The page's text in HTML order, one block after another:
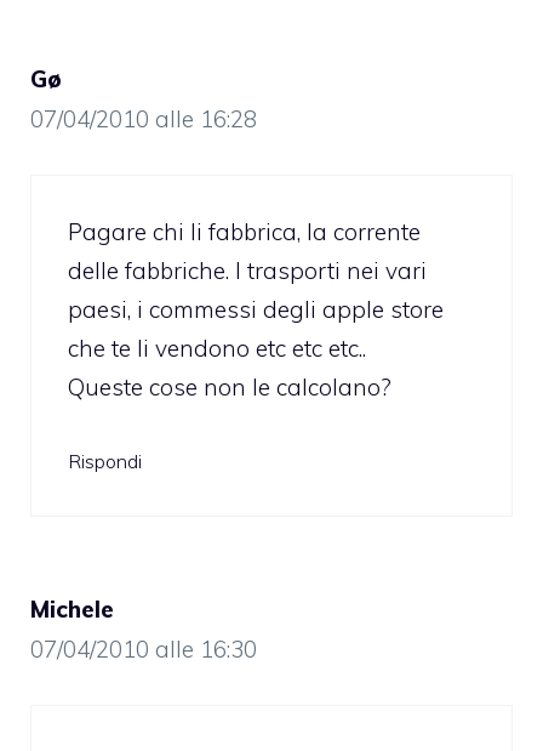
Gø
07/04/2010 alle 16:28
Pagare chi li fabbrica, la corrente
delle fabbriche. I trasporti nei vari
paesi, i commessi degli apple store
che te li vendono etc etc etc..
Queste cose non le calcolano?
Rispondi
Michele
07/04/2010 alle 16:30